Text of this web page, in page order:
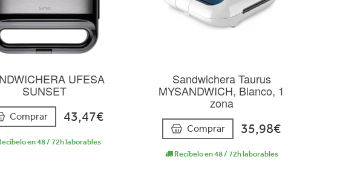
UFESA
SUNSET
Comprar 43,47€
en 48 / 72h laborables
Sandwichera Taurus
MYSANDWICH, Blanco, 1
zona
Comprar 35,98€
Recíbelo en 48 / 72h laborables